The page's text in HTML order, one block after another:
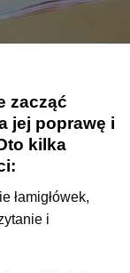
zacząć
jej poprawę i
kilka
łamigłówek,
i